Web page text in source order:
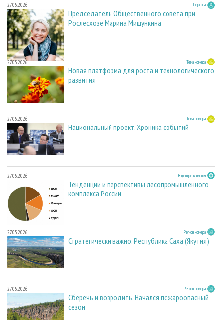
27.05.2026 Персона
Председатель Общественного совета при
Рослесхозе Марина Мишункина
27.05.2026 Тема номера
Новая платформа для роста и технологического
развития
27.05.2026 Тема номера
Национальный проект. Хроника событий
27.05.2026 В центре внимания
Тенденции и перспективы лесопромышленного
комплекса России
27.05.2026 Регион номера
Стратегически важно. Республика Саха (Якутия)
27.05.2026 Регион номера
Сберечь и возродить. Начался пожароопасный
сезон